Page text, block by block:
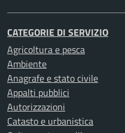
CATEGORIE DI SERVIZIO
Agricoltura e pesca
Ambiente
Anagrafe e stato civile
Appalti pubblici
Autorizzazioni
Catasto e urbanistica